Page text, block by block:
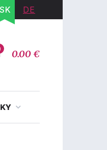
SK DE
0.00 €